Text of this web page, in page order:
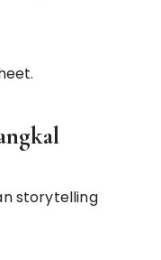
storytelling